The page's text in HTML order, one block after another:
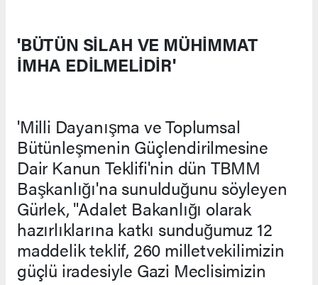
'BÜTÜN SİLAH VE MÜHİMMAT
İMHA EDİLMELİDİR'
'Milli Dayanışma ve Toplumsal
Bütünleşmenin Güçlendirilmesine
Dair Kanun Teklifi'nin dün TBMM
Başkanlığı'na sunulduğunu söyleyen
Gürlek, "Adalet Bakanlığı olarak
hazırlıklarına katkı sunduğumuz 12
maddelik teklif, 260 milletvekilimizin
güçlü iradesiyle Gazi Meclisimizin